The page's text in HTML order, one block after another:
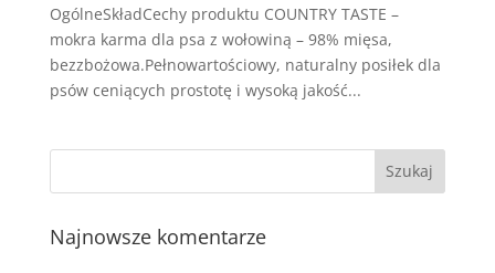
OgólneSkładCechy produktu COUNTRY TASTE –
mokra karma dla psa z wołowiną – 98% mięsa,
bezzbożowa.Pełnowartościowy, naturalny posiłek dla
psów ceniących prostotę i wysoką jakość...
Najnowsze komentarze